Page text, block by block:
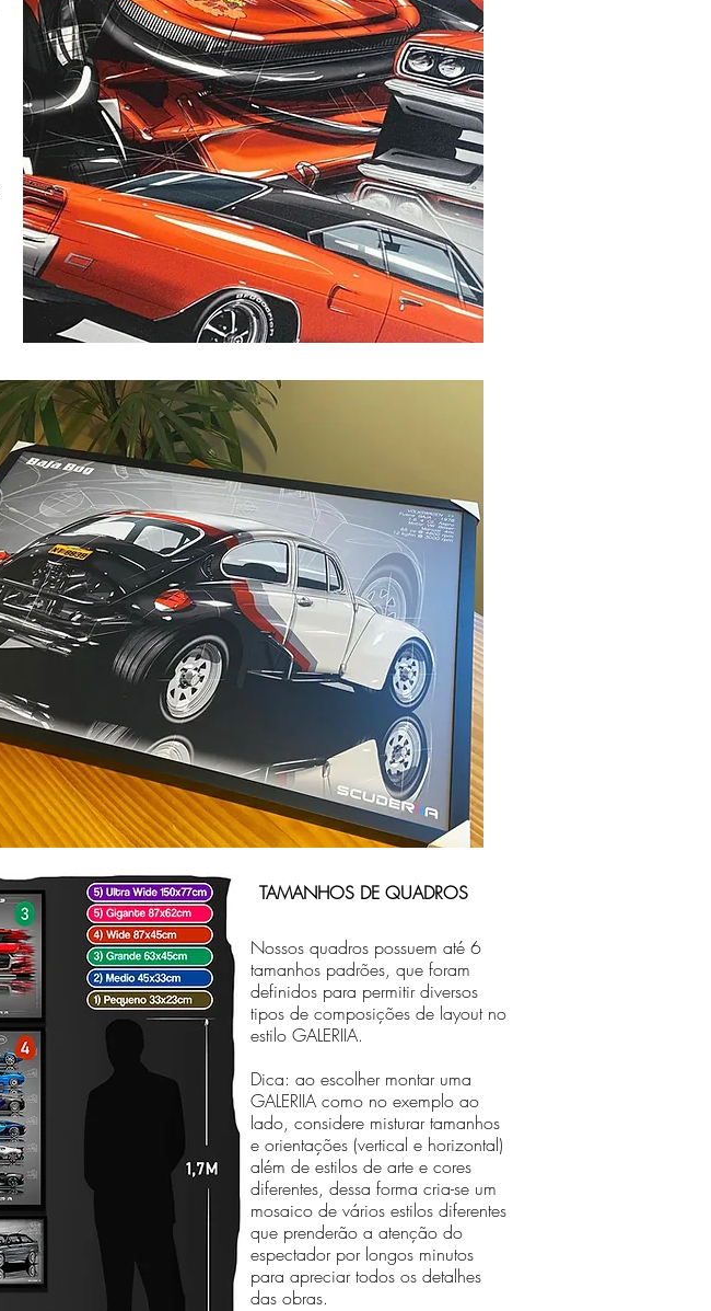
TAMANHOS DE QUADROS
Nossos quadros possuem até 6
tamanhos padrões, que foram
definidos para permitir diversos
tipos de composições de layout no
estilo GALERIIA.
Dica: ao escolher montar uma
GALERIIA como no exemplo ao
lado, considere misturar tamanhos
e orientações (vertical e horizontal)
além de estilos de arte e cores
diferentes, dessa forma cria-se um
mosaico de vários estilos diferentes
que prenderão a atenção do
espectador por longos minutos
para apreciar todos os detalhes
das obras.